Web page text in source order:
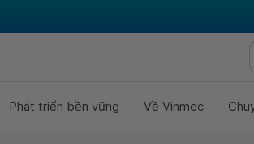
Phát triển bền vững Về Vinmec